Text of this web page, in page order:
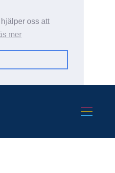
oss att
mer